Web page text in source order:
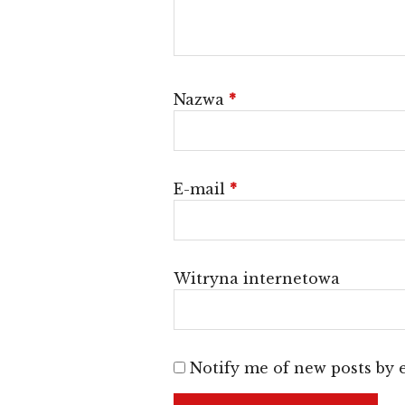
Nazwa *
E-mail *
Witryna internetowa
Notify me of new posts by